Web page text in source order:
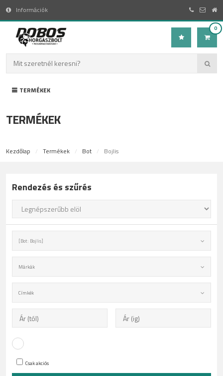
Információk
0
TERMÉKEK
TERMÉKEK
Kezdőlap Termékek Bot Bojlis
Rendezés és szűrés
[Bot: Bojlis]
Márkák
Címkék
Csak akciós